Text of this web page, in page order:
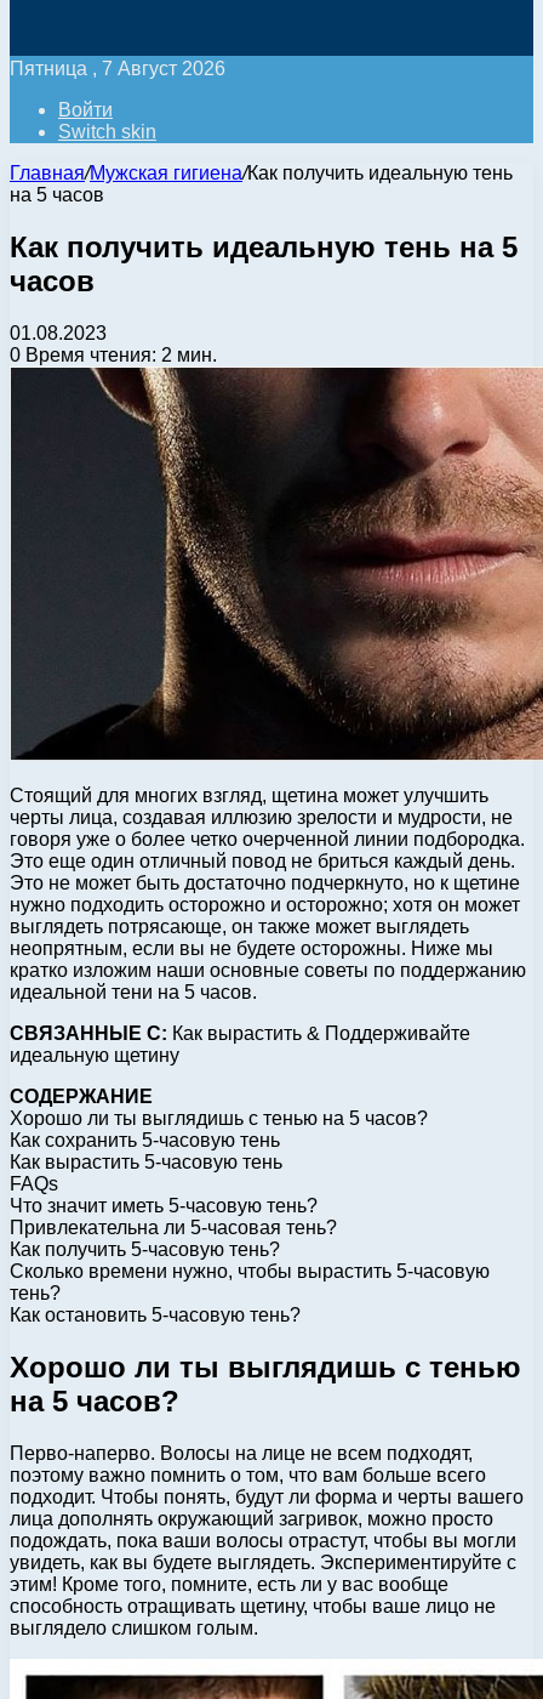
Пятница , 7 Август 2026
Войти
Switch skin
Главная/Мужская гигиена/Как получить идеальную тень
на 5 часов
Как получить идеальную тень на 5
часов
01.08.2023
0 Время чтения: 2 мин.
Стоящий для многих взгляд, щетина может улучшить
черты лица, создавая иллюзию зрелости и мудрости, не
говоря уже о более четко очерченной линии подбородка.
Это еще один отличный повод не бриться каждый день.
Это не может быть достаточно подчеркнуто, но к щетине
нужно подходить осторожно и осторожно; хотя он может
выглядеть потрясающе, он также может выглядеть
неопрятным, если вы не будете осторожны. Ниже мы
кратко изложим наши основные советы по поддержанию
идеальной тени на 5 часов.
СВЯЗАННЫЕ С: Как вырастить & Поддерживайте
идеальную щетину
СОДЕРЖАНИЕ
Хорошо ли ты выглядишь с тенью на 5 часов?
Как сохранить 5-часовую тень
Как вырастить 5-часовую тень
FAQs
Что значит иметь 5-часовую тень?
Привлекательна ли 5-часовая тень?
Как получить 5-часовую тень?
Сколько времени нужно, чтобы вырастить 5-часовую
тень?
Как остановить 5-часовую тень?
Хорошо ли ты выглядишь с тенью
на 5 часов?
Перво-наперво. Волосы на лице не всем подходят,
поэтому важно помнить о том, что вам больше всего
подходит. Чтобы понять, будут ли форма и черты вашего
лица дополнять окружающий загривок, можно просто
подождать, пока ваши волосы отрастут, чтобы вы могли
увидеть, как вы будете выглядеть. Экспериментируйте с
этим! Кроме того, помните, есть ли у вас вообще
способность отращивать щетину, чтобы ваше лицо не
выглядело слишком голым.